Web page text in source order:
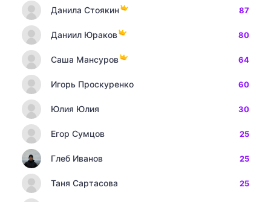
Данила Стоякин 87
Даниил Юраков 80
Саша Мансуров 64
Игорь Проскуренко 60
Юлия Юлия 30
Егор Сумцов 25
Глеб Иванов 25
Таня Сартасова 25